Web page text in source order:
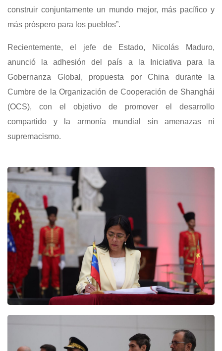
construir conjuntamente un mundo mejor, más pacífico y
más próspero para los pueblos”.
Recientemente, el jefe de Estado, Nicolás Maduro,
anunció la adhesión del país a la Iniciativa para la
Gobernanza Global, propuesta por China durante la
Cumbre de la Organización de Cooperación de Shanghái
(OCS), con el objetivo de promover el desarrollo
compartido y la armonía mundial sin amenazas ni
supremacismo.